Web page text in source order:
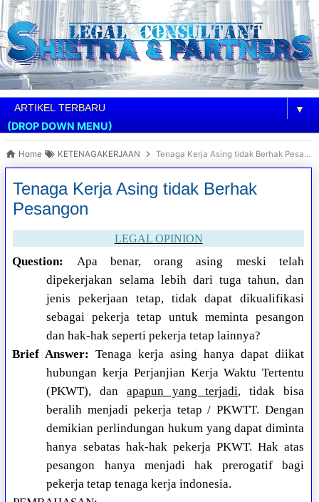
▼
(DROP DOWN MENU)
Home KETENAGAKERJAAN Tenaga Kerja Asing tidak Berhak Pesangon
Tenaga Kerja Asing tidak Berhak
Pesangon
LEGAL OPINION
Question:
Apa benar, orang asing meski telah
dipekerjakan selama lebih dari tuga tahun, dan
jenis pekerjaan tetap, tidak dapat dikualifikasi
sebagai pekerja tetap untuk meminta pesangon
dan hak-hak seperti pekerja tetap lainnya?
Brief Answer: Tenaga kerja asing hanya dapat diikat
hubungan kerja Perjanjian Kerja Waktu Tertentu
(PKWT), dan apapun yang terjadi, tidak bisa
beralih menjadi pekerja tetap / PKWTT. Dengan
demikian perlindungan hukum yang dapat diminta
hanya sebatas hak-hak pekerja PKWT. Hak atas
pesangon hanya menjadi hak prerogatif bagi
pekerja tetap tenaga kerja indonesia.